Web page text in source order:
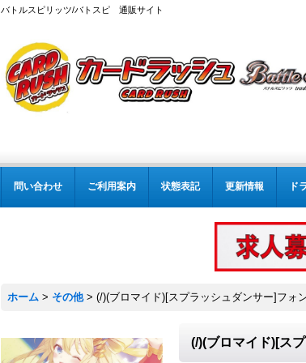
バトルスピリッツ/バトスピ 通販サイト
問い合わせ ご利用案内 状態表記 更新情報 ド
ホーム > その他 > (/)(ブロマイド)[スプラッシュダンサー]フォ
(/)(ブロマイド)[ス